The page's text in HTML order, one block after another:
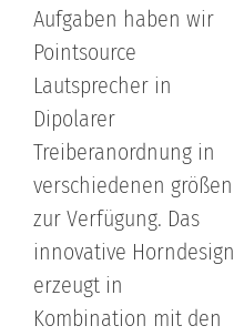
Aufgaben haben wir
Pointsource
Lautsprecher in
Dipolarer
Treiberanordnung in
verschiedenen größen
zur Verfügung. Das
innovative Horndesign
erzeugt in
Kombination mit den